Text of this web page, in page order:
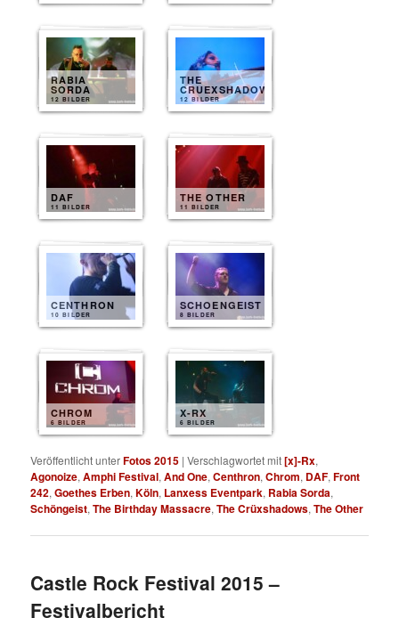
RABIA
SORDA
12 BILDER
THE
CRUEXSHADOWS
12 BILDER
DAF
11 BILDER
THE OTHER
11 BILDER
CENTHRON
10 BILDER
SCHOENGEIST
8 BILDER
CHROM
6 BILDER
X-RX
6 BILDER
Veröffentlicht unterFotos 2015 |Verschlagwortet mit[x]-Rx,
Agonoize,Amphi Festival,And One,Centhron,Chrom, DAF,Front
242,Goethes Erben,Köln, Lanxess Eventpark, Rabia Sorda,
Schöngeist,The Birthday Massacre,The Crüxshadows,The Other
Castle Rock Festival 2015 –
Festivalbericht